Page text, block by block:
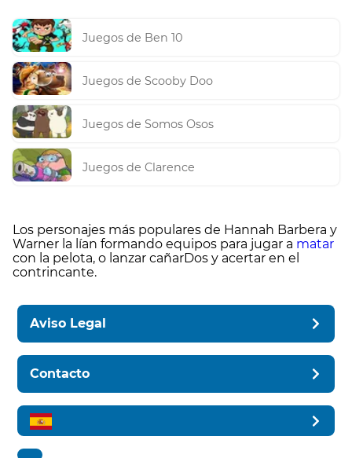
Juegos de Ben 10
Juegos de Scooby Doo
Juegos de Somos Osos
Juegos de Clarence
Los personajes más populares de Hannah Barbera y
Warner la lían formando equipos para jugar a matar
con la pelota, o lanzar cañarDos y acertar en el
contrincante.
Aviso Legal
Contacto